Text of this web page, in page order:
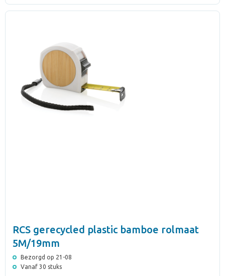
RCS gerecycled plastic bamboe rolmaat
5M/19mm
Bezorgd op 21-08
Vanaf 30 stuks